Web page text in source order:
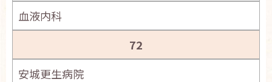
血液内科
72
安城更生病院